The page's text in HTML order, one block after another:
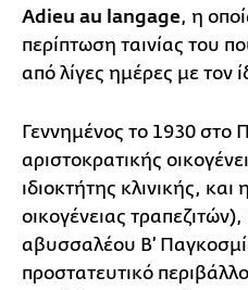
Adieu au langage, η
περίπτωση ταινίας του
από λίγες ημέρες με τον
Γεννημένος το 1930 στο
αριστοκρατικής
ιδιοκτήτης κλινικής,
οικογένειας
αβυσσαλέου Β’
προστατευτικό